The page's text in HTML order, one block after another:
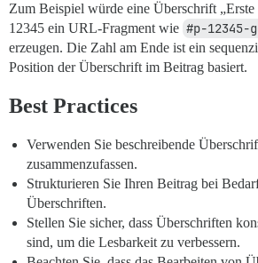
Zum Beispiel würde eine Überschrift
12345 ein URL-Fragment wie #p-
erzeugen. Die Zahl am Ende ist ein
Position der Überschrift im Beitrag basiert.
Best Practices
Verwenden Sie beschreibende
zusammenzufassen.
Strukturieren Sie Ihren Beitrag bei
Überschriften.
Stellen Sie sicher, dass Überschriften
sind, um die Lesbarkeit zu verbessern.